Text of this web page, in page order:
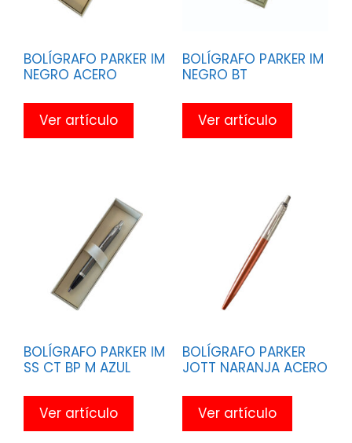
BOLÍGRAFO PARKER IM
NEGRO ACERO
Ver artículo
BOLÍGRAFO PARKER IM
NEGRO BT
Ver artículo
BOLÍGRAFO PARKER IM
SS CT BP M AZUL
Ver artículo
BOLÍGRAFO PARKER
JOTT NARANJA ACERO
Ver artículo